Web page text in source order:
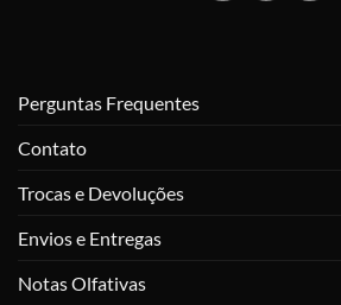
Perguntas Frequentes
Contato
Trocas e Devoluções
Envios e Entregas
Notas Olfativas